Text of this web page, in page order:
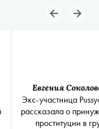
Евгения
Экс-участница
рассказала о
проституции в